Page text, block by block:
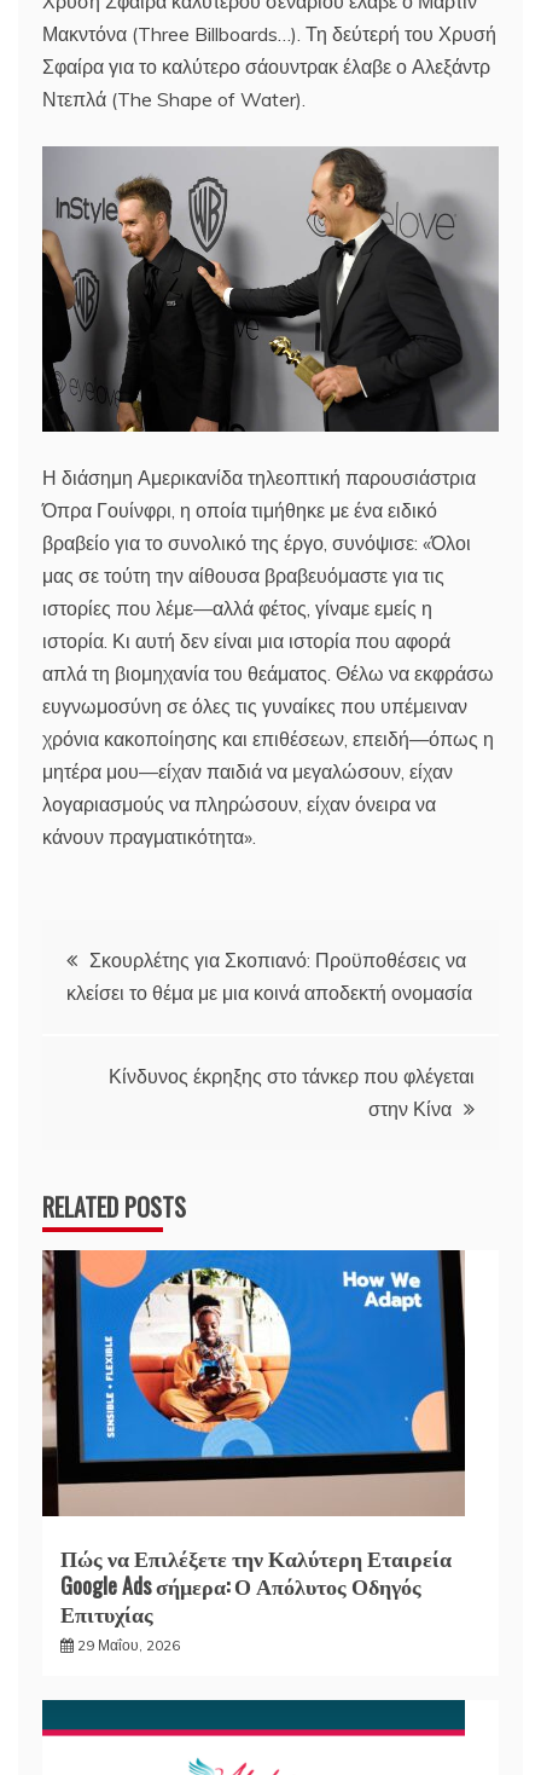
Μακντόνα (Three Billboards…). Τη δεύτερή του Χρυσή
Σφαίρα για το καλύτερο σάουντρακ έλαβε ο Αλεξάντρ
Ντεπλά (The Shape of Water).
Η διάσημη Αμερικανίδα τηλεοπτική παρουσιάστρια
Όπρα Γουίνφρι, η οποία τιμήθηκε με ένα ειδικό
βραβείο για το συνολικό της έργο, συνόψισε: «Όλοι
μας σε τούτη την αίθουσα βραβευόμαστε για τις
ιστορίες που λέμε—αλλά φέτος, γίναμε εμείς η
ιστορία. Κι αυτή δεν είναι μια ιστορία που αφορά
απλά τη βιομηχανία του θεάματος. Θέλω να εκφράσω
ευγνωμοσύνη σε όλες τις γυναίκες που υπέμειναν
χρόνια κακοποίησης και επιθέσεων, επειδή—όπως η
μητέρα μου—είχαν παιδιά να μεγαλώσουν, είχαν
λογαριασμούς να πληρώσουν, είχαν όνειρα να
κάνουν πραγματικότητα».
Πλοήγηση
άρθρων
Σκουρλέτης για Σκοπιανό: Προϋποθέσεις να
κλείσει το θέμα με μια κοινά αποδεκτή ονομασία
Κίνδυνος έκρηξης στο τάνκερ που φλέγεται
στην Κίνα
RELATED POSTS
Πώς να Επιλέξετε την Καλύτερη Εταιρεία
Google Ads σήμερα: Ο Απόλυτος Οδηγός
Επιτυχίας
29 Μαΐου, 2026